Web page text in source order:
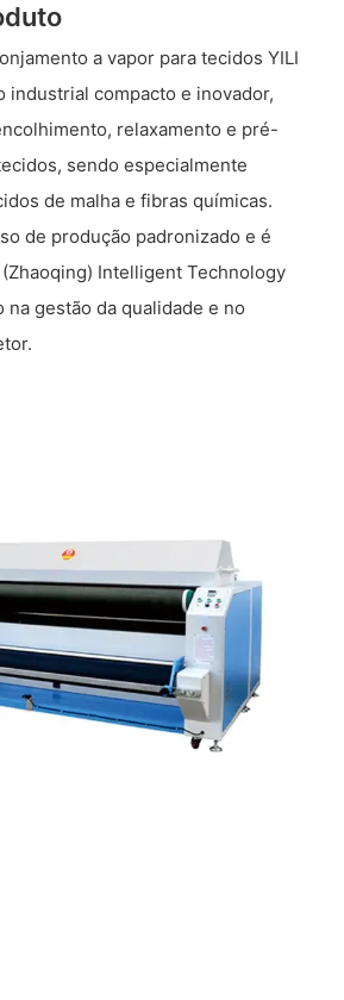
a vapor para tecidos YILI
industrial compacto e inovador,
relaxamento e pré-
sendo especialmente
de malha e fibras químicas.
de produção padronizado e é
Intelligent Technology
na gestão da qualidade e no